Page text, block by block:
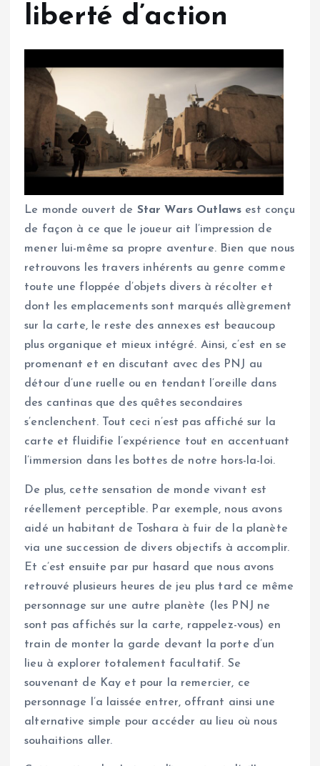
liberté d’action
Le monde ouvert de Star Wars Outlaws est conçu
de façon à ce que le joueur ait l’impression de
mener lui-même sa propre aventure. Bien que nous
retrouvons les travers inhérents au genre comme
toute une floppée d’objets divers à récolter et
dont les emplacements sont marqués allègrement
sur la carte, le reste des annexes est beaucoup
plus organique et mieux intégré. Ainsi, c’est en se
promenant et en discutant avec des PNJ au
détour d’une ruelle ou en tendant l’oreille dans
des cantinas que des quêtes secondaires
s’enclenchent. Tout ceci n’est pas affiché sur la
carte et fluidifie l’expérience tout en accentuant
l’immersion dans les bottes de notre hors-la-loi.
De plus, cette sensation de monde vivant est
réellement perceptible. Par exemple, nous avons
aidé un habitant de Toshara à fuir de la planète
via une succession de divers objectifs à accomplir.
Et c’est ensuite par pur hasard que nous avons
retrouvé plusieurs heures de jeu plus tard ce même
personnage sur une autre planète (les PNJ ne
sont pas affichés sur la carte, rappelez-vous) en
train de monter la garde devant la porte d’un
lieu à explorer totalement facultatif. Se
souvenant de Kay et pour la remercier, ce
personnage l’a laissée entrer, offrant ainsi une
alternative simple pour accéder au lieu où nous
souhaitions aller.